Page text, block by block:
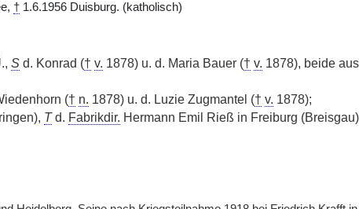
†1.6.1956 Duisburg. (katholisch)
Sd. Konrad († v. 1878) u. d. Maria Bauer († v. 1878), beide
(† n. 1878) u. d. Luzie Zugmantel († v. 1878);
Td. Fabrikdir. Hermann Emil Rieß in Freiburg